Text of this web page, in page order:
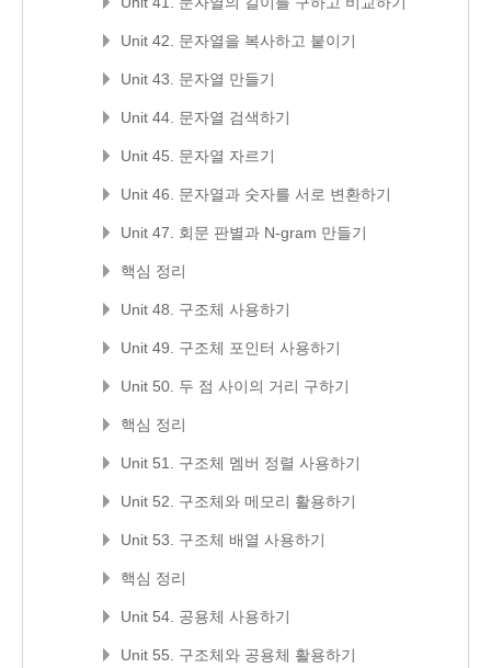
Unit 42. 문자열을 복사하고 붙이기
Unit 43. 문자열 만들기
Unit 44. 문자열 검색하기
Unit 45. 문자열 자르기
Unit 46. 문자열과 숫자를 서로 변환하기
Unit 47. 회문 판별과 N-gram 만들기
핵심 정리
Unit 48. 구조체 사용하기
Unit 49. 구조체 포인터 사용하기
Unit 50. 두 점 사이의 거리 구하기
핵심 정리
Unit 51. 구조체 멤버 정렬 사용하기
Unit 52. 구조체와 메모리 활용하기
Unit 53. 구조체 배열 사용하기
핵심 정리
Unit 54. 공용체 사용하기
Unit 55. 구조체와 공용체 활용하기